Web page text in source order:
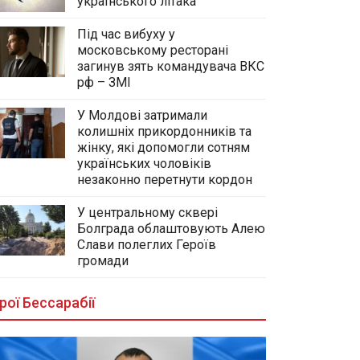
Під час вибуху у
московському ресторані
загинув зять командувача ВКС
рф – ЗМІ
У Молдові затримали
колишніх прикордонників та
жінку, які допомогли сотням
українських чоловіків
незаконно перетнути кордон
У центральному сквері
Болграда облаштовують Алею
Слави полеглих Героїв
громади
Бессарабії